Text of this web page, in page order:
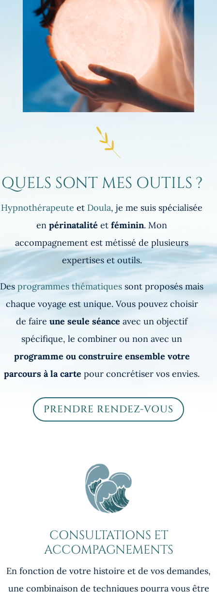
QUELS SONT MES OUTILS ?
Hypnothérapeute et Doula, je me suis spécialisée
en périnatalité et féminin. Mon
accompagnement est métissé de plusieurs
expertises et outils.
Des programmes thématiques sont proposés mais
chaque voyage est unique. Vous pouvez choisir
de faire une seule séance avec un objectif
spécifique, le combiner ou non avec un
programme ou construire ensemble votre
parcours à la carte pour concrétiser vos envies.
PRENDRE RENDEZ-VOUS
CONSULTATIONS ET
ACCOMPAGNEMENTS
En fonction de votre histoire et de vos demandes,
une combinaison de techniques pourra vous être